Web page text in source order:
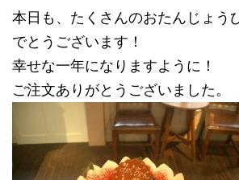
本日も、たくさんのおたんじょう
でとうございます！
幸せな一年になりますように！
ご注文ありがとうございました。